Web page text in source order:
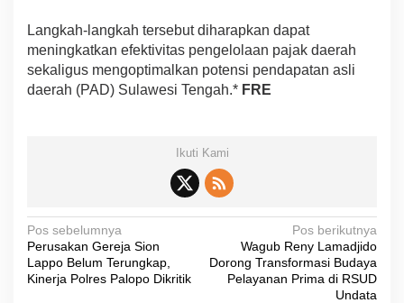
Langkah-langkah tersebut diharapkan dapat
meningkatkan efektivitas pengelolaan pajak daerah
sekaligus mengoptimalkan potensi pendapatan asli
daerah (PAD) Sulawesi Tengah.* FRE
Ikuti Kami
N
a
v
Pos sebelumnya
Perusakan Gereja Sion
Lappo Belum Terungkap,
Kinerja Polres Palopo Dikritik
Pos berikutnya
Wagub Reny Lamadjido
Dorong Transformasi Budaya
Pelayanan Prima di RSUD
Undata